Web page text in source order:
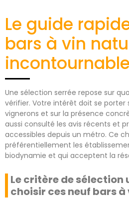
Le guide
bars à vin
Une sélection serrée repose sur
vérifier. Votre intérêt doit se porter
vignerons et sur la présence
aussi consulté les avis récents et
accessibles depuis un métro. Ce
préférentiellement les
biodynamie et qui acceptent la
Le critère de sélection
choisir ces neuf bars